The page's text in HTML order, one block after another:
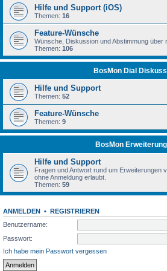
Hilfe und Support (iOS)
Themen: 16
Feature-Wünsche
Wünsche, Diskussion und Abstimmung über
Themen: 106
BosMon Dial
Hilfe und Support
Themen: 52
Feature-Wünsche
Themen: 9
BosMon
Hilfe und Support
Fragen und Antwort rund um Erweiterungen
ohne Anmeldung erlaubt.
Themen: 59
ANMELDEN • REGISTRIEREN
Benutzername:
Passwort:
Ich habe mein Passwort vergessen